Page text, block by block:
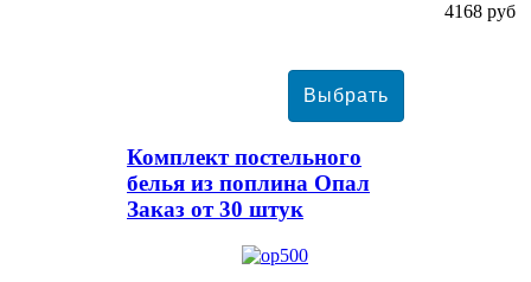
4168 руб
Комплект постельного
белья из поплина Опал
Заказ от 30 штук